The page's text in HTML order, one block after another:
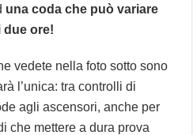
una coda che può variare
due ore!
vedete nella foto sotto sono
l’unica: tra controlli di
agli ascensori, anche per
che mettere a dura prova